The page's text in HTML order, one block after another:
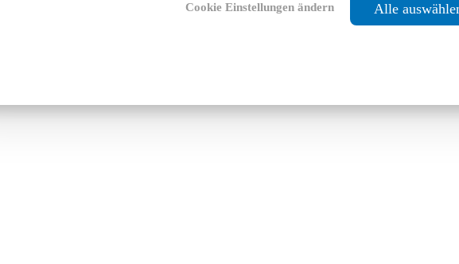
Cookie Einstellungen ändern Alle